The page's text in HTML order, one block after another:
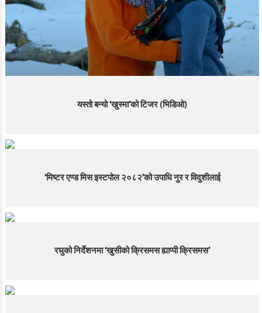
यस्तो बन्यो ‘खुस्मा’को टिजर (भिडिओ)
‘मिष्टर एण्ड मिस इस्टपोल २०८२’को उपाधि नुर र विदुशीलाई
रघुको निर्देशनमा ‘खुसीको क्रिसमस ह्याप्पी क्रिसमस’